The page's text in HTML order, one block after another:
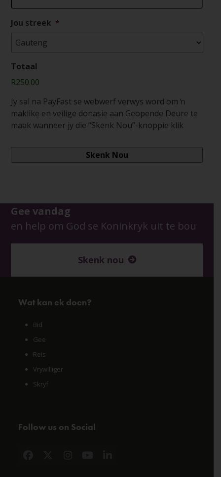
Jou streek *
Totaal
R250.00
Jy sal na PayFast se webwerf verwys word om ŉ
maklike en veilige donasie aan Geopende Deure te
maak wanneer jy die “Skenk Nou”-knoppie klik
Gee vandag
en help om God se Koninkryk uit te bou
Skenk nou
Wat kan ek doen?
Bid
Gee
Reis
Vrywilliger
Skryf
Follow us on Social